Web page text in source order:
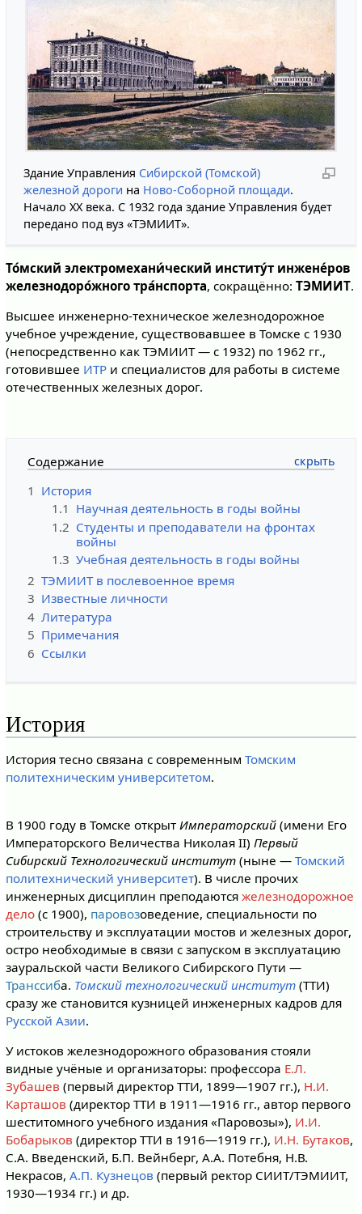
Здание Управления Сибирской (Томской)
железной дороги на Ново-Соборной площади.
Начало XX века. С 1932 года здание Управления будет
передано под вуз «ТЭМИИТ».
То́мский электромехани́ческий институ́т инжене́ров
железнодоро́жного тра́нспорта, сокращённо: ТЭМИИТ.
Высшее инженерно-техническое железнодорожное
учебное учреждение, существовавшее в Томске с 1930
(непосредственно как ТЭМИИТ — с 1932) по 1962 гг.,
готовившее ИТРи специалистов для работы в системе
отечественных железных дорог.
Содержание
1 История
1.1 Научная деятельность в годы войны
1.2 Студенты и преподаватели на фронтах
войны
1.3 Учебная деятельность в годы войны
2 ТЭМИИТ в послевоенное время
3 Известные личности
4 Литература
5 Примечания
6 Ссылки
История
История тесно связана с современным Томским
политехническим университетом.
В 1900 году в Томске открыт Императорский(имени Его
Императорского Величества Николая II) Первый
Сибирский Технологический институт(ныне — Томский
политехнический университет). В числе прочих
инженерных дисциплин преподаются железнодорожное
дело(с 1900), паровозоведение, специальности по
строительству и эксплуатации мостов и железных дорог,
остро необходимые в связи с запуском в эксплуатацию
зауральской части Великого Сибирского Пути —
Транссиба. Томский технологический институт(ТТИ)
сразу же становится кузницей инженерных кадров для
Русской Азии.
У истоков железнодорожного образования стояли
видные учёные и организаторы: профессора Е.Л.
Зубашев (первый директор ТТИ, 1899—1907 гг.), Н.И.
Карташов (директор ТТИ в 1911—1916 гг., автор первого
шеститомного учебного издания «Паровозы»), И.И.
Бобарыков (директор ТТИ в 1916—1919 гг.), И.Н. Бутаков,
С.А. Введенский, Б.П. Вейнберг, А.А. Потебня, Н.В.
Некрасов, А.П. Кузнецов (первый ректор СИИТ/ТЭМИИТ,
1930—1934 гг.) и др.